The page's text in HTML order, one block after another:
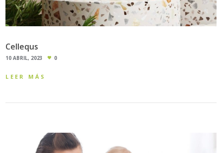
Cellequs
10 ABRIL, 2023 0
LEER MÁS